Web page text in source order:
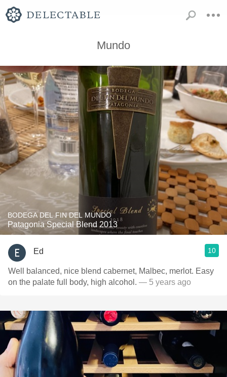
Mundo
BODEGA DEL FIN DEL MUNDO
Patagonia Special Blend 2013
Ed 10
Well balanced, nice blend cabernet, Malbec, merlot. Easy
on the palate full body, high alcohol. — 5 years ago